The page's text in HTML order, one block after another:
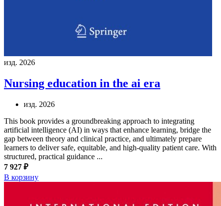
изд. 2026
Nursing education in the ai era
изд. 2026
This book provides a groundbreaking approach to integrating
artificial intelligence (AI) in ways that enhance learning, bridge the
gap between theory and clinical practice, and ultimately prepare
learners to deliver safe, equitable, and high-quality patient care. With
structured, practical guidance ...
7 927 ₽
В корзину